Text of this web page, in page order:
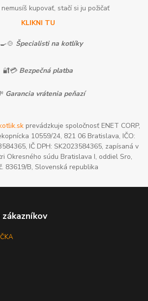
kupovať, stačí si ju požičať
KLIKNI TU
Špecialisti na kotlíky
🔐💳 Bezpečná platba
Garancia vrátenia peňazí
prevádzkuje spoločnosť ENET CORP,
10559/24, 821 06 Bratislava, IČO:
IČ DPH: SK2023584365, zapísaná v
Okresného súdu Bratislava I, oddiel Sro,
83619/B, Slovenská republika